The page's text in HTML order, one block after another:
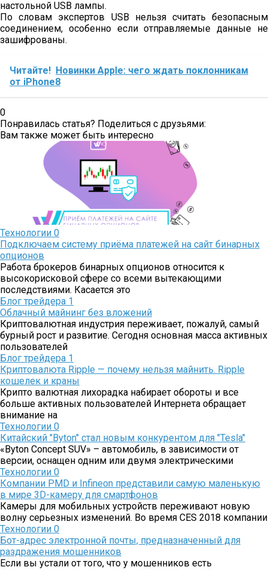
настольной USB лампы.
По словам экспертов USB нельзя считать безопасным
соединением, особенно если отправляемые данные не
зашифрованы.
Читайте! Новинки Apple: чего ждать поклонникам
от iPhone8
0
Понравилась статья? Поделиться с друзьями:
Вам также может быть интересно
Технологии 0
Подключаем систему приёма платежей на сайт бинарных
опционов
Работа брокеров бинарных опционов относится к
высокорисковой сфере со всеми вытекающими
последствиями. Касается это
Блог трейдера 1
Облачный майнинг без вложений
Криптовалютная индустрия переживает, пожалуй, самый
бурный рост и развитие. Сегодня основная масса активных
пользователей
Блог трейдера 1
Криптовалюта Ripple — почему нельзя майнить. Ripple
кошелек и краны
Крипто валютная лихорадка набирает обороты и все
больше активных пользователей Интернета обращает
внимание на
Технологии 0
Китайский "Byton" стал новым конкурентом для "Tesla"
«Byton Concept SUV» – автомобиль, в зависимости от
версии, оснащен одним или двумя электрическими
Технологии 0
Компании PMD и Infineon представили самую маленькую
в мире 3D-камеру для смартфонов
Камеры для мобильных устройств переживают новую
волну серьезных изменений. Во время CES 2018 компании
Технологии 0
Бот-адрес электронной почты, предназначенный для
раздражения мошенников
Если вы устали от того, что у мошенников есть